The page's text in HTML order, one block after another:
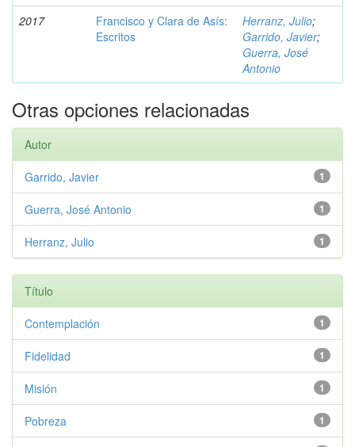
2017
Francisco y Clara de Asís:
Escritos
Herranz, Julio;
Garrido, Javier;
Guerra, José
Antonio
Otras opciones relacionadas
Autor
1
Garrido, Javier
1
Guerra, José Antonio
1
Herranz, Julio
Título
1
Contemplación
1
Fidelidad
1
Misión
1
Pobreza